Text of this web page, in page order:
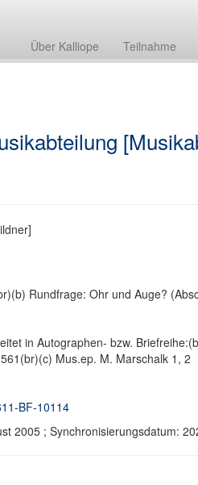
Über Kalliope Teilnahme
Rundfrage: Ohr und Auge?
in Autographen- bzw.
Mus.ep. M. Marschalk 1, 2
BF-10114
2005 ; Synchronisierungsdatum: